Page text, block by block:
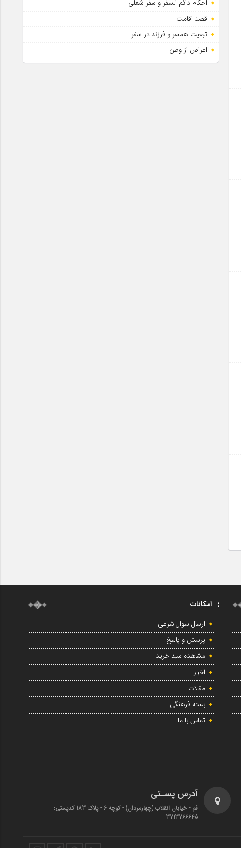
احکام دائم السفر و سفر شغلی
قصد اقامت
تبعیت همسر و فرزند در سفر
اعراض از وطن
امکانات
ارسال سوال شرعی
پرسش و پاسخ
مشاهده سبد خرید
اخبار
مقالات
بسته فرهنگی
تماس با ما
آدرس پسـتی
قم - خیابان انقلاب (چهارمردان)‌ - کوچه 6 - پلاک 183 کدپستی:
3713766645